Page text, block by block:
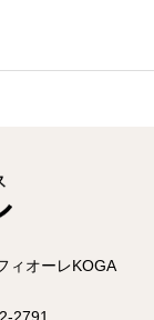
ィオーレKOGA